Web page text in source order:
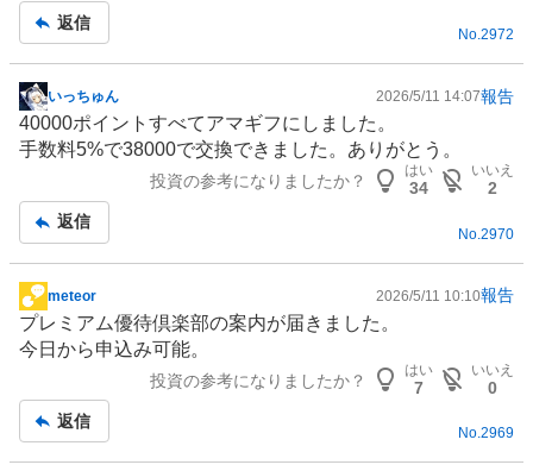
返信
No.2972
掲
示
板
いっちゅん 2026/5/11 14:07報告
40000ポイントすべてアマギフにしました。
手数料5%で38000で交換できました。ありがとう。
投資の参考になりましたか？
はい
34
いいえ
2
返信
No. 2970
掲
示
板
meteor 2026/5/11 10:10報告
プレミアム優待倶楽部の案内が届きました。
今日から申込み可能。
投資の参考になりましたか？
はい
7
いいえ
0
返信
No.2969